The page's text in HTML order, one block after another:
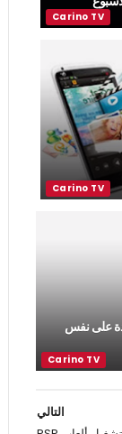
على نفس
التالي